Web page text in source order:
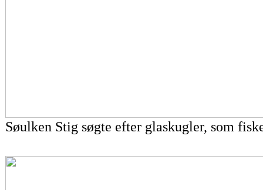
Søulken Stig søgte efter glaskugler, som